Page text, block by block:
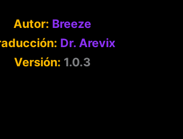
Autor: Breeze
Dr. Arevix
Versión: 1.0.3